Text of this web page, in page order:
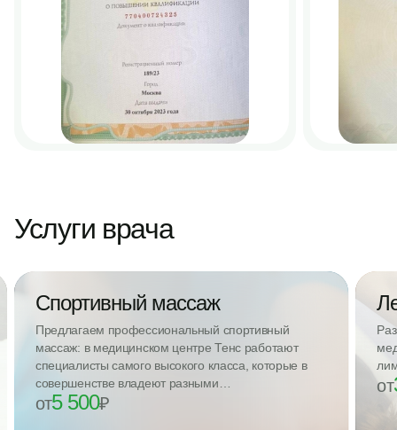
Услуги врача
Спортивный массаж
Предлагаем профессиональный спортивный
массаж: в медицинском центре Тенс работают
специалисты самого высокого класса, которые в
совершенстве владеют разными
восстановительными и тонизирующими техниками.
от5 500₽
от